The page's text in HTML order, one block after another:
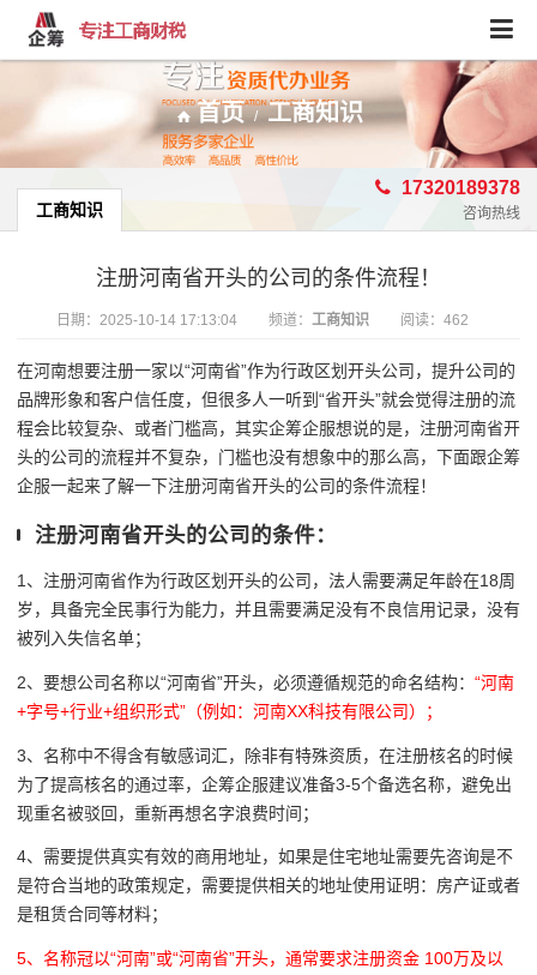
首页 / 工商知识
工商知识
17320189378
咨询热线
注册河南省开头的公司的条件流程！
日期： 2025-10-14 17:13:04 频道： 工商知识 阅读：462
在河南想要注册一家以“河南省”作为行政区划开头公司，提升公司的
品牌形象和客户信任度，但很多人一听到“省开头”就会觉得注册的流
程会比较复杂、或者门槛高，其实企筹企服想说的是，注册河南省开
头的公司的流程并不复杂，门槛也没有想象中的那么高，下面跟企筹
企服一起来了解一下注册河南省开头的公司的条件流程！
注册河南省开头的公司的条件：
1、注册河南省作为行政区划开头的公司，法人需要满足年龄在18周
岁，具备完全民事行为能力，并且需要满足没有不良信用记录，没有
被列入失信名单；
2、 要想公司名称以“河南省”开头，必须遵循规范的命名结构： “河南
+字号+行业+组织形式”（例如：河南XX科技有限公司）；
3、 名称中不得含有敏感词汇，除非有特殊资质，在注册核名的时候
为了提高核名的通过率，企筹企服建议准备3-5个备选名称，避免出
现重名被驳回，重新再想名字浪费时间；
4、需要提供真实有效的商用地址，如果是住宅地址需要先咨询是不
是符合当地的政策规定，需要提供相关的地址使用证明：房产证或者
是租赁合同等材料；
5、名称冠以“河南”或“河南省”开头，通常要求注册资金 100万及以